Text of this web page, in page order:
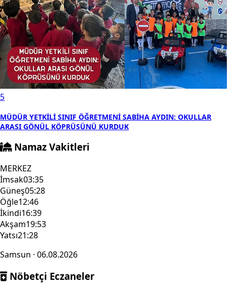
5
MÜDÜR YETKİLİ SINIF ÖĞRETMENİ SABİHA AYDIN: OKULLAR
ARASI GÖNÜL KÖPRÜSÜNÜ KURDUK
Namaz Vakitleri
MERKEZ
İmsak03:35
Güneş05:28
Öğle12:46
İkindi16:39
Akşam19:53
Yatsı21:28
Samsun · 06.08.2026
Nöbetçi Eczaneler